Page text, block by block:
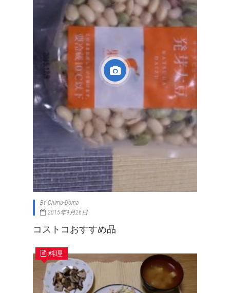
BYChimu-Doma
2015年9月26日
コストコおすすめ品
料理